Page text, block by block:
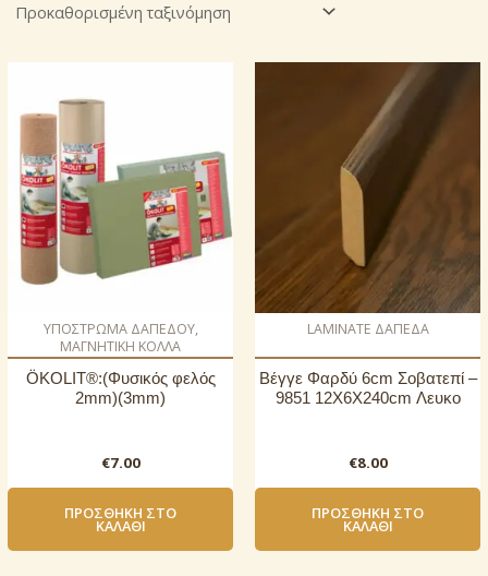
ΥΠΟΣΤΡΩΜΑ ΔΑΠΕΔΟΥ,
ΜΑΓΝΗΤΙΚΗ ΚΟΛΛΑ
ÖKOLIT®:(Φυσικός φελός
2mm)(3mm)
€7.00
ΠΡΟΣΘΉΚΗ ΣΤΟ
ΚΑΛΆΘΙ
LAMINATE ΔΑΠΕΔΑ
Βέγγε Φαρδύ 6cm Σοβατεπί –
9851 12X6X240cm Λευκο
€8.00
ΠΡΟΣΘΉΚΗ ΣΤΟ
ΚΑΛΆΘΙ